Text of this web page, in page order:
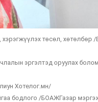
төсөл,
эргэлтэд оруулах
Хотелог.мн/
бодлого /БОАЖГазар